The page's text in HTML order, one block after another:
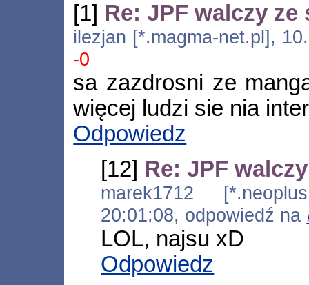
[1] Re: JPF walczy
ilezjan [*.magma-net.pl],
-0
sa zazdrosni ze
więcej ludzi sie nia
Odpowiedz
[12] Re: JPF
marek1712
20:01:08, odpowiedź na
LOL, najsu xD
Odpowiedz